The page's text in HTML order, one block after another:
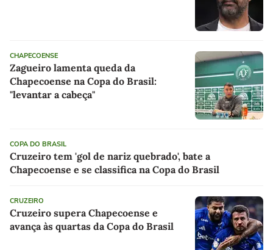
CHAPECOENSE
Zagueiro lamenta queda da
Chapecoense na Copa do Brasil:
"levantar a cabeça"
COPA DO BRASIL
Cruzeiro tem 'gol de nariz quebrado', bate a
Chapecoense e se classifica na Copa do Brasil
CRUZEIRO
Cruzeiro supera Chapecoense e
avança às quartas da Copa do Brasil